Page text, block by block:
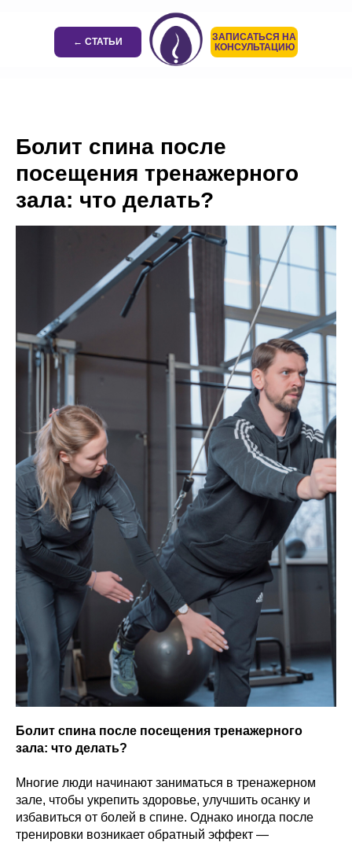
← СТАТЬИ
ЗАПИСАТЬСЯ НА
КОНСУЛЬТАЦИЮ
Болит спина после
посещения тренажерного
зала: что делать?
Болит спина после посещения тренажерного
зала: что делать?
Многие люди начинают заниматься в тренажерном
зале, чтобы укрепить здоровье, улучшить осанку и
избавиться от болей в спине. Однако иногда после
тренировки возникает обратный эффект —